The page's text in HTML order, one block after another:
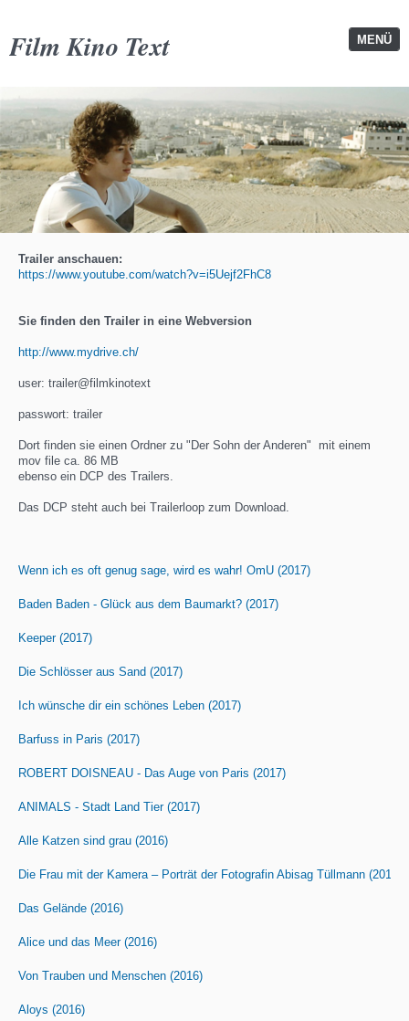
MENÜ
Film Kino Text
Trailer anschauen:
https://www.youtube.com/watch?v=i5Uejf2FhC8
Sie finden den Trailer in eine Webversion
http://www.mydrive.ch/
user: trailer@filmkinotext
passwort: trailer
Dort finden sie einen Ordner zu "Der Sohn der Anderen" mit einem
mov file ca. 86 MB
ebenso ein DCP des Trailers.
Das DCP steht auch bei Trailerloop zum Download.
Wenn ich es oft genug sage, wird es wahr! OmU (2017)
Baden Baden - Glück aus dem Baumarkt? (2017)
Keeper (2017)
Die Schlösser aus Sand (2017)
Ich wünsche dir ein schönes Leben (2017)
Barfuss in Paris (2017)
ROBERT DOISNEAU - Das Auge von Paris (2017)
ANIMALS - Stadt Land Tier (2017)
Alle Katzen sind grau (2016)
Die Frau mit der Kamera – Porträt der Fotografin Abisag Tüllmann (2016)
Das Gelände (2016)
Alice und das Meer (2016)
Von Trauben und Menschen (2016)
Aloys (2016)